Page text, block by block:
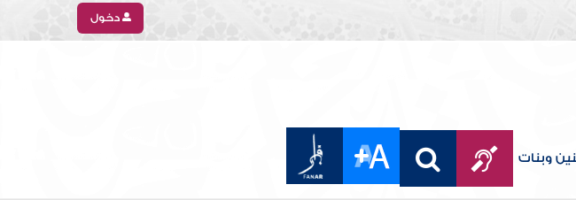
دخول
وبنات